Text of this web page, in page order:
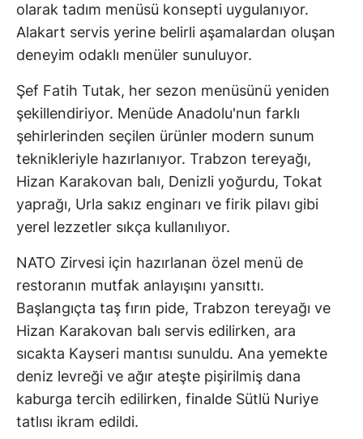
olarak tadım menüsü konsepti uygulanıyor.
Alakart servis yerine belirli aşamalardan oluşan
deneyim odaklı menüler sunuluyor.
Şef Fatih Tutak, her sezon menüsünü yeniden
şekillendiriyor. Menüde Anadolu'nun farklı
şehirlerinden seçilen ürünler modern sunum
teknikleriyle hazırlanıyor. Trabzon tereyağı,
Hizan Karakovan balı, Denizli yoğurdu, Tokat
yaprağı, Urla sakız enginarı ve firik pilavı gibi
yerel lezzetler sıkça kullanılıyor.
NATO Zirvesi için hazırlanan özel menü de
restoranın mutfak anlayışını yansıttı.
Başlangıçta taş fırın pide, Trabzon tereyağı ve
Hizan Karakovan balı servis edilirken, ara
sıcakta Kayseri mantısı sunuldu. Ana yemekte
deniz levreği ve ağır ateşte pişirilmiş dana
kaburga tercih edilirken, finalde Sütlü Nuriye
tatlısı ikram edildi.